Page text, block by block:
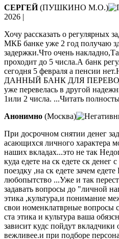
СЕРГЕЙ(ПУШКИНО М.О.)
2026 |
Хочу рассказать о регулярных
МКБ банке уже 2 год получаю
задержки.Что очень
проходит до 5 числа.А банк
сегодня 5 февраля а пенсии
ДАННЫЙ БАНК ДЛЯ
уже перевелась в другой
1или 2 числа. ...Читать
Анонимно (Москва)
При досрочном снятии денег
асающихся личного характера
наших вкладах...это не так
куда едете на ск едете ск денег
поездку ,на ск едете зачем
любопытство ...Уже и так
задавать вопросы до "личной
этика ,культура,и понимание
свои номенклатврные вопросы
ста этика и культура ваша
зависит кудс пойдут вкладчики
вежливее.и при подборе